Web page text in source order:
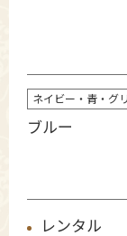
ネイビー・青・グ
ブルー
レンタル